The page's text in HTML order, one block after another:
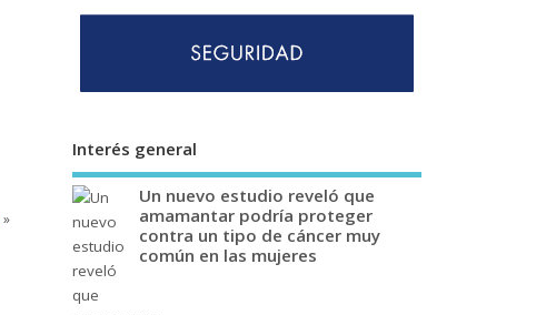
»
Interés general
Un nuevo estudio reveló que
amamantar podría proteger
contra un tipo de cáncer muy
común en las mujeres